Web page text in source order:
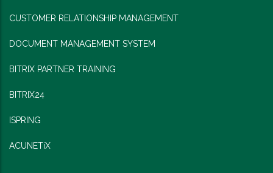
CUSTOMER RELATIONSHIP MANAGEMENT
DOCUMENT MANAGEMENT SYSTEM
BITRIX PARTNER TRAINING
BITRIX24
ISPRING
ACUNETiX